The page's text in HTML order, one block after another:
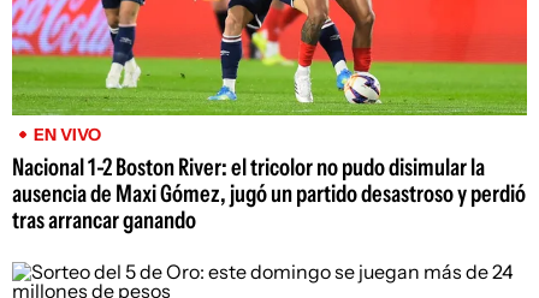
EN VIVO
Nacional 1-2 Boston River: el tricolor no pudo disimular la
ausencia de Maxi Gómez, jugó un partido desastroso y perdió
tras arrancar ganando